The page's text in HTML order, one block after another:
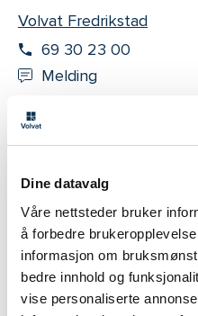
Dine datavalg
Våre nettsteder bruker
å forbedre
informasjon om
bedre innhold og
vise personaliserte
Volvat Fredrikstad
69 30 23 00
Melding
Porsgrunn
Volvat Down Town
23 01 80 30
Melding
Stavanger